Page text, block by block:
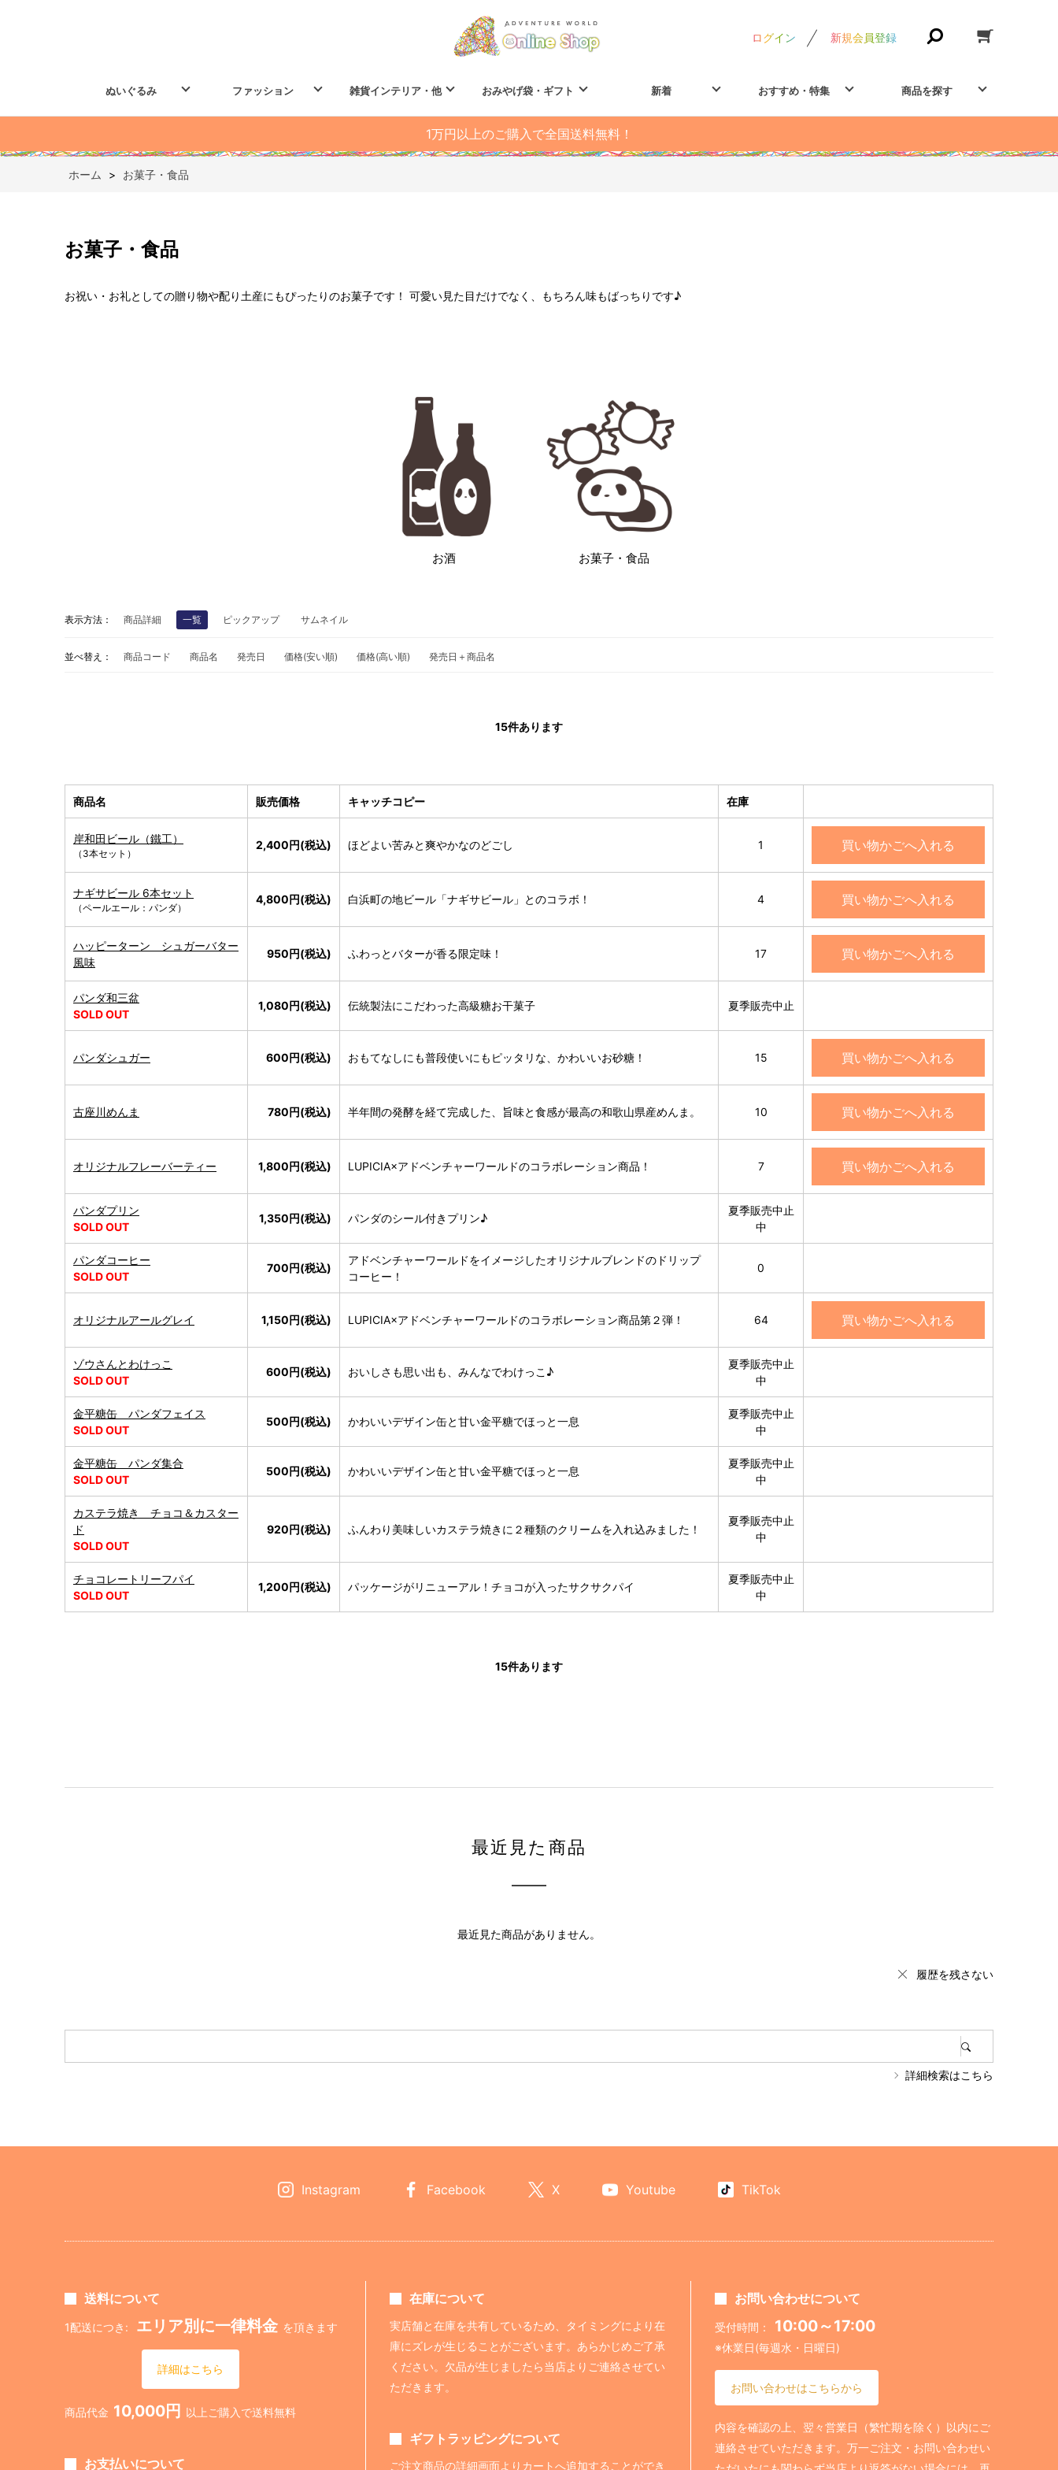
ログイン 新規会員登録
ぬいぐるみ ファッション 雑貨インテリア・他 おみやげ袋・ギフト 新着 おすすめ・特集 商品を探す
1万円以上のご購入で全国送料無料！
ホーム > お菓子・食品
お菓子・食品
お祝い・お礼としての贈り物や配り土産にもぴったりのお菓子です！ 可愛い見た目だけでなく、もちろん味もばっちりです♪
お酒 お菓子・食品
表示方法： 商品詳細 一覧 ピックアップ サムネイル
並べ替え： 商品コード 商品名 発売日 価格(安い順) 価格(高い順) 発売日＋商品名
15件あります
商品名 販売価格 キャッチコピー 在庫
岸和田ビール（鐵工）
（3本セット）
2,400円(税込) ほどよい苦みと爽やかなのどごし 1 買い物かごへ入れる
ナギサビール 6本セット
（ペールエール：パンダ）
4,800円(税込) 白浜町の地ビール「ナギサビール」とのコラボ！ 4 買い物かごへ入れる
ハッピーターン シュガーバター
風味
950円(税込) ふわっとバターが香る限定味！ 17 買い物かごへ入れる
パンダ和三盆
SOLD OUT
1,080円(税込) 伝統製法にこだわった高級糖お干菓子 夏季販売中止
パンダシュガー 600円(税込) おもてなしにも普段使いにもピッタリな、かわいいお砂糖！ 15 買い物かごへ入れる
古座川めんま 780円(税込) 半年間の発酵を経て完成した、旨味と食感が最高の和歌山県産めんま。 10 買い物かごへ入れる
オリジナルフレーバーティー 1,800円(税込) LUPICIA×アドベンチャーワールドのコラボレーション商品！ 7 買い物かごへ入れる
パンダプリン
SOLD OUT
1,350円(税込) パンダのシール付きプリン♪
夏季販売中止
中
パンダコーヒー
SOLD OUT
700円(税込)
アドベンチャーワールドをイメージしたオリジナルブレンドのドリップ
コーヒー！
0
オリジナルアールグレイ 1,150円(税込) LUPICIA×アドベンチャーワールドのコラボレーション商品第２弾！ 64 買い物かごへ入れる
ゾウさんとわけっこ
SOLD OUT
600円(税込) おいしさも思い出も、みんなでわけっこ♪
夏季販売中止
中
金平糖缶 パンダフェイス
SOLD OUT
500円(税込) かわいいデザイン缶と甘い金平糖でほっと一息
夏季販売中止
中
金平糖缶 パンダ集合
SOLD OUT
500円(税込) かわいいデザイン缶と甘い金平糖でほっと一息
夏季販売中止
中
カステラ焼き チョコ＆カスター
ド
SOLD OUT
920円(税込) ふんわり美味しいカステラ焼きに２種類のクリームを入れ込みました！
夏季販売中止
中
チョコレートリーフパイ
SOLD OUT
1,200円(税込) パッケージがリニューアル！チョコが入ったサクサクパイ
夏季販売中止
中
15件あります
最近見た商品
最近見た商品がありません。
履歴を残さない
詳細検索はこちら
Instagram Facebook X Youtube TikTok
送料について
1配送につき: エリア別に一律料金 を頂きます
詳細はこちら
商品代金 10,000円 以上ご購入で送料無料
お支払いについて
在庫について
実店舗と在庫を共有しているため、タイミングにより在
庫にズレが生じることがございます。あらかじめご了承
ください。欠品が生じましたら当店よりご連絡させてい
ただきます。
ギフトラッピングについて
ご注文商品の詳細画面よりカートへ追加することができ
お問い合わせについて
受付時間： 10:00～17:00
※休業日(毎週水・日曜日)
お問い合わせはこちらから
内容を確認の上、翌々営業日（繁忙期を除く）以内にご
連絡させていただきます。万一ご注文・お問い合わせい